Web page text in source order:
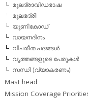
മൂലദ്രാവിഡഭാഷ
മൂലഭദ്രി
യൂണികോഡ്
വായനദിനം
വിപരീത പദങ്ങള്‍
വൃത്തങ്ങളുടെ പേരുകള്‍
സന്ധി (വ്യാകരണം)
Mast head
Mission Coverage